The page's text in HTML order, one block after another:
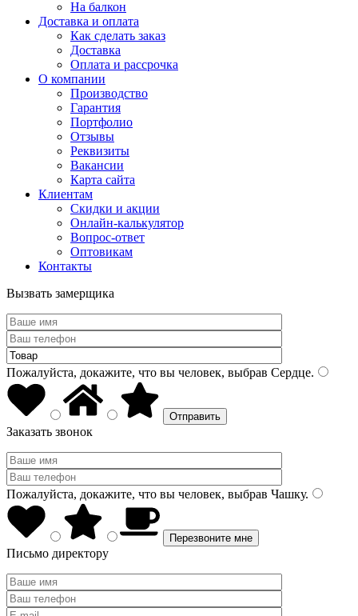
На балкон
Доставка и оплата
Как сделать заказ
Доставка
Оплата и рассрочка
О компании
Производство
Гарантия
Портфолио
Отзывы
Реквизиты
Вакансии
Карта сайта
Клиентам
Скидки и акции
Онлайн-калькулятор
Вопрос-ответ
Оптовикам
Контакты
Вызвать замерщика
Пожалуйста, докажите, что вы человек, выбрав Сердце.
Заказать звонок
Пожалуйста, докажите, что вы человек, выбрав Чашку.
Письмо директору